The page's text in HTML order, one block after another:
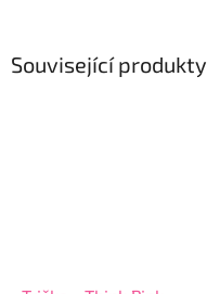
Související produkty